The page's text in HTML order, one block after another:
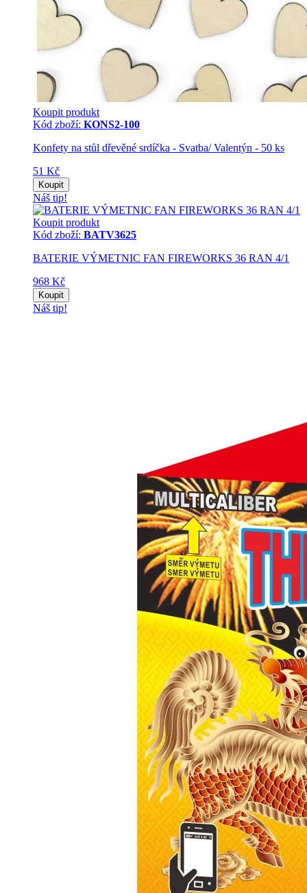
Koupit produkt
Kód zboží: KONS2-100
Konfety na stůl dřevěné srdíčka - Svatba/ Valentýn - 50 ks
51 Kč
Koupit
Náš tip!
Koupit produkt
Kód zboží: BATV3625
BATERIE VÝMETNIC FAN FIREWORKS 36 RAN 4/1
968 Kč
Koupit
Náš tip!